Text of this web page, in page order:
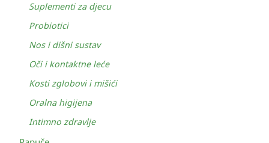
Suplementi za djecu
Probiotici
Nos i dišni sustav
Oči i kontaktne leće
Kosti zglobovi i mišići
Oralna higijena
Intimno zdravlje